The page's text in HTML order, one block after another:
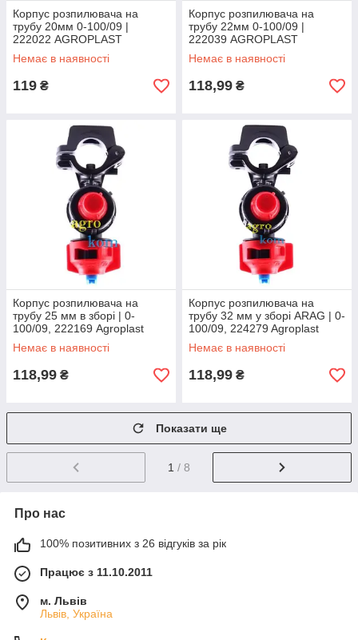
Корпус розпилювача на
трубу 20мм 0-100/09 |
222022 AGROPLAST
Немає в наявності
119 ₴
Корпус розпилювача на
трубу 22мм 0-100/09 |
222039 AGROPLAST
Немає в наявності
118,99 ₴
Корпус розпилювача на
трубу 25 мм в зборі | 0-
100/09, 222169 Agroplast
Немає в наявності
118,99 ₴
Корпус розпилювача на
трубу 32 мм у зборі ARAG | 0-
100/09, 224279 Agroplast
Немає в наявності
118,99 ₴
Показати ще
1 / 8
Про нас
100% позитивних з 26 відгуків за рік
Працює з 11.10.2011
м. Львів
Львів, Україна